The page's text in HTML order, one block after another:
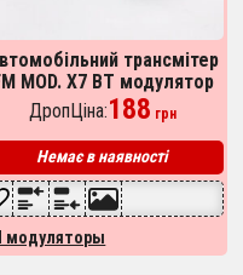
трансмітер
MOD. X7 BT модулятор
Bluetooth Золотий, ФМ
у машину. Колір:
срібло
ДропЦіна:188 грн
Немає в наявності
модуляторы